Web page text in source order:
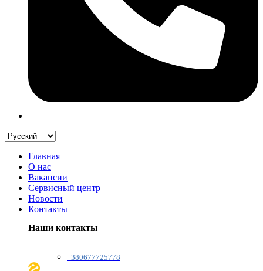
Главная
О нас
Вакансии
Сервисный центр
Новости
Контакты
Наши контакты
+380677725778